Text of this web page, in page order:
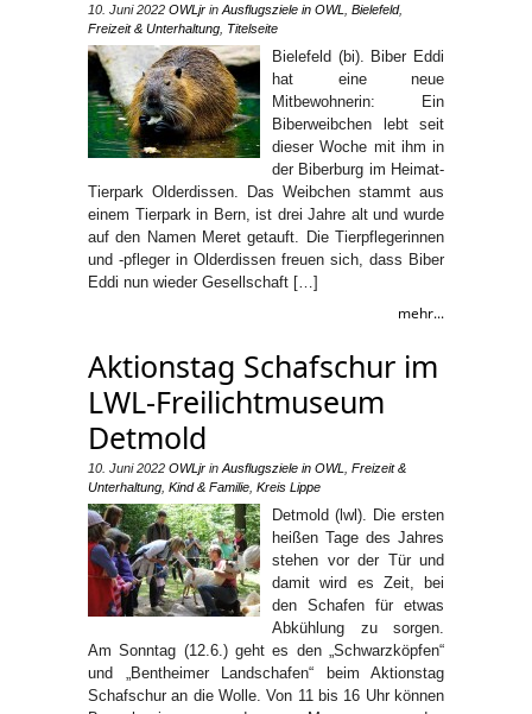
10. Juni 2022 OWLjr in Ausflugsziele in OWL Bielefeld,
Freizeit & Unterhaltung Titelseite
Bielefeld (bi). Biber Eddi
hat eine neue
Mitbewohnerin: Ein
Biberweibchen lebt seit
dieser Woche mit ihm in
der Biberburg im Heimat-
Tierpark Olderdissen. Das Weibchen stammt aus
einem Tierpark in Bern, ist drei Jahre alt und wurde
auf den Namen Meret getauft. Die Tierpflegerinnen
und -pfleger in Olderdissen freuen sich, dass Biber
Eddi nun wieder Gesellschaft […]
mehr...
Aktionstag Schafschur im
LWL-Freilichtmuseum
Detmold
10. Juni 2022 OWLjr in Ausflugsziele in OWL
Freizeit &
Unterhaltung Kind & Familie Kreis Lippe
Detmold (lwl). Die ersten
heißen Tage des Jahres
stehen vor der Tür und
damit wird es Zeit, bei
den Schafen für etwas
Abkühlung zu sorgen.
Am Sonntag (12.6.) geht es den „Schwarzköpfen“
und „Bentheimer Landschafen“ beim Aktionstag
Schafschur an die Wolle. Von 11 bis 16 Uhr können